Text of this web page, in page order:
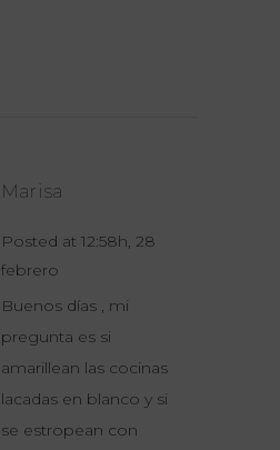
Marisa
Posted at 12:58h, 28
febrero
Buenos días , mi
pregunta es si
amarillean las cocinas
lacadas en blanco y si
se estropean con